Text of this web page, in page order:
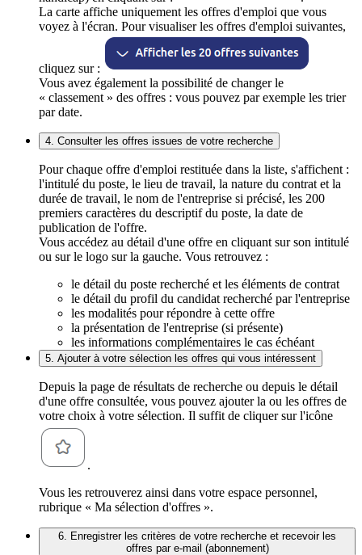
La carte affiche uniquement les offres d'emploi que vous
voyez à l'écran. Pour visualiser les offres d'emploi suivantes,
cliquez sur :
Vous avez également la possibilité de changer le
« classement » des offres : vous pouvez par exemple les trier
par date.
4. Consulter les offres issues de votre recherche
Pour chaque offre d'emploi restituée dans la liste, s'affichent :
l'intitulé du poste, le lieu de travail, la nature du contrat et la
durée de travail, le nom de l'entreprise si précisé, les 200
premiers caractères du descriptif du poste, la date de
publication de l'offre.
Vous accédez au détail d'une offre en cliquant sur son intitulé
ou sur le logo sur la gauche. Vous retrouvez :
le détail du poste recherché et les éléments de contrat
le détail du profil du candidat recherché par l'entreprise
les modalités pour répondre à cette offre
la présentation de l'entreprise (si présente)
les informations complémentaires le cas échéant
5. Ajouter à votre sélection les offres qui vous intéressent
Depuis la page de résultats de recherche ou depuis le détail
d'une offre consultée, vous pouvez ajouter la ou les offres de
votre choix à votre sélection. Il suffit de cliquer sur l'icône
.
Vous les retrouverez ainsi dans votre espace personnel,
rubrique « Ma sélection d'offres ».
6. Enregistrer les critères de votre recherche et recevoir les
offres par e-mail (abonnement)